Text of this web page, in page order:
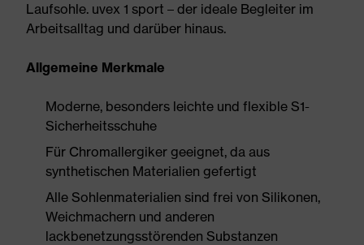
Laufsohle. uvex 1 sport – der ideale Begleiter im
Arbeitsalltag und darüber hinaus.
Allgemeine Merkmale
Moderne, besonders leichte und flexible S1-
Sicherheitsschuhe
Für Chromallergiker geeignet, da aus
synthetischen Materialien gefertigt
Alle Sohlenmaterialien sind frei von Silikonen,
Weichmachern und anderen
lackbenetzungsstörenden Substanzen